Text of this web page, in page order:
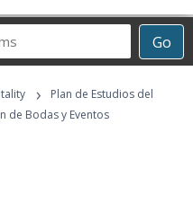
Go
›
Plan de Estudios del
de Bodas y Eventos